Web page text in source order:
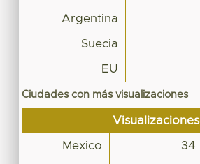
Argentina
Suecia
EU
Ciudades con más visualizaciones
Visualizaciones
Mexico 34